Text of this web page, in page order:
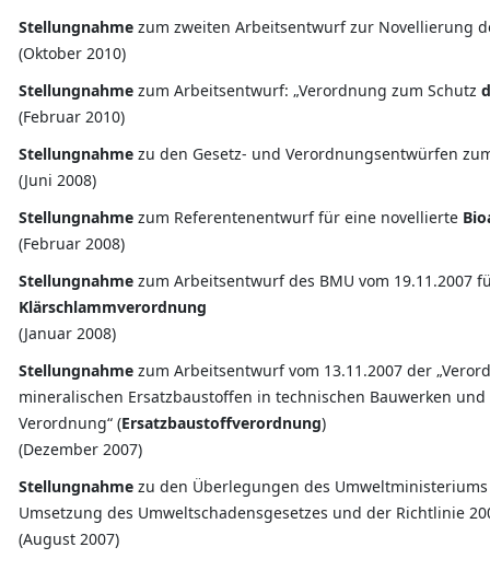
Stellungnahme zum zweiten Arbeitsentwurf zur Novellierung
(Oktober 2010)
Stellungnahme zum Arbeitsentwurf: „Verordnung zum Schutz
(Februar 2010)
Stellungnahme zu den Gesetz- und Verordnungsentwürfen
(Juni 2008)
Stellungnahme zum Referentenentwurf für eine novellierte
(Februar 2008)
Stellungnahme zum Arbeitsentwurf des BMU vom 19.11.2007
Klärschlammverordnung
(Januar 2008)
Stellungnahme zum Arbeitsentwurf vom 13.11.2007 der
mineralischen Ersatzbaustoffen in technischen Bauwerken
Verordnung“ (Ersatzbaustoffverordnung)
(Dezember 2007)
Stellungnahme zu den Überlegungen des
Umsetzung des Umweltschadensgesetzes und der Richtlinie
(August 2007)